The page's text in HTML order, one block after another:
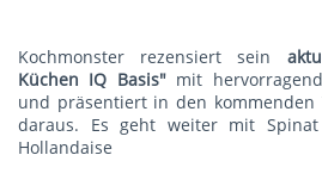
Kochmonster rezensiert sein
Küchen IQ Basis" mit
und präsentiert in den kommenden
daraus. Es geht weiter mit
Hollandaise